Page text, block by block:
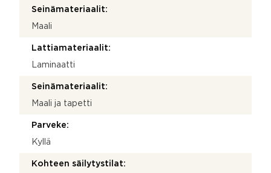
Seinämateriaalit:
Maali
Lattiamateriaalit:
Laminaatti
Seinämateriaalit:
Maali ja tapetti
Parveke:
Kyllä
Kohteen säilytystilat: